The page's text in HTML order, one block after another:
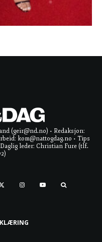
(geir@nd.no) • Redaksjon:
kom@nattogdag.no • Tips
leder: Christian Fure (tlf.